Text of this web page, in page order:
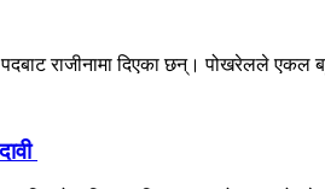
राजीनामा दिएका छन्। पोखरेलले एकल